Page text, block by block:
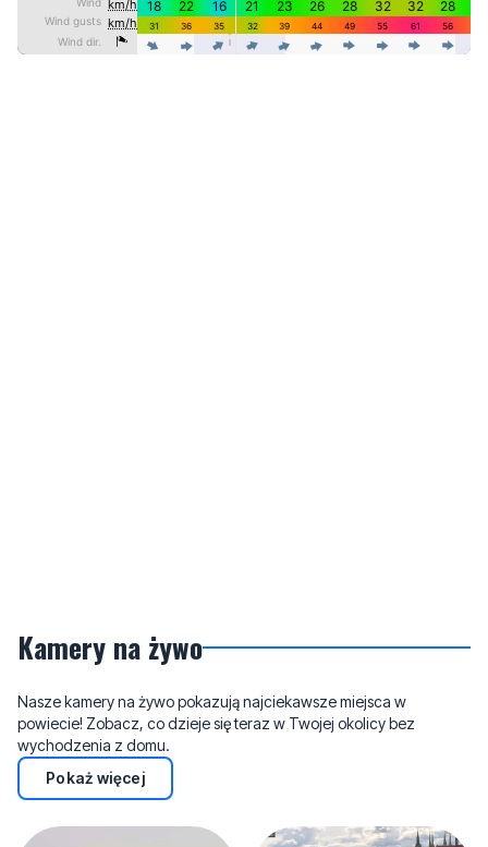
Kamery na żywo
Nasze kamery na żywo pokazują najciekawsze miejsca w
powiecie! Zobacz, co dzieje się teraz w Twojej okolicy bez
wychodzenia z domu.
Pokaż więcej